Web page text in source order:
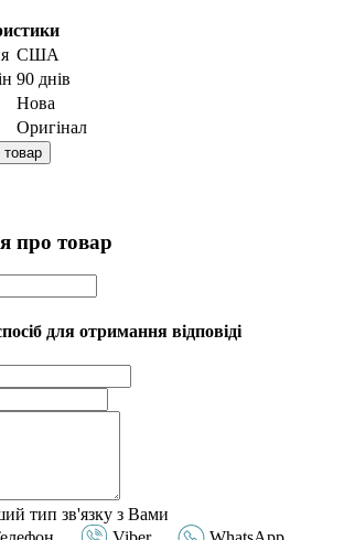
США
90 днів
Нова
Оригінал
товар
про товар
для отримання відповіді
тип зв'язку з Вами